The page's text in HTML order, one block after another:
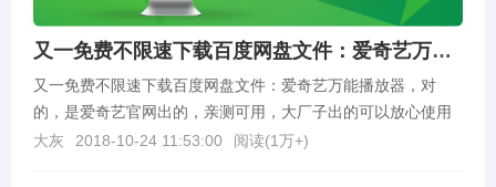
又一免费不限速下载百度网盘文件：爱奇艺万能播放器
又一免费不限速下载百度网盘文件：爱奇艺万能播放器，对
的，是爱奇艺官网出的，亲测可用，大厂子出的可以放心使用
额。使用方法1.在官网下载最新的版本，然后安装好后打开...
大灰 2018-10-24 11:53:00 阅读(1万+)